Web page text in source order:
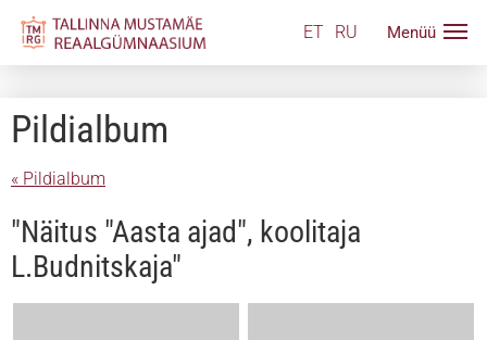
ET RU
Pildialbum
« Pildialbum
"Näitus "Aasta ajad", koolitaja
L.Budnitskaja"